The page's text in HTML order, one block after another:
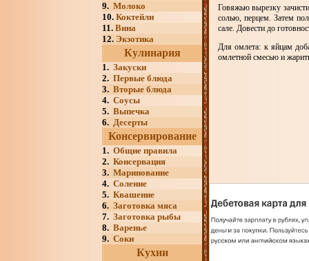
9. Молоко
10. Коктейли
11. Вина
12. Экзотика
Кулинария
1. Закуски
2. Первые блюда
3. Вторые блюда
4. Соусы
5. Выпечка
6. Десерты
Консервирование
1. Общие правила
2. Консервация
3. Маринование
4. Соление
5. Квашение
6. Заготовка мяса
7. Заготовка рыбы
8. Варенье
9. Соки
Кухни
Говяжью вырезку
солью, перцем. Затем
сале. Довести до
Для омлета: к яйцам
омлетной смесью и